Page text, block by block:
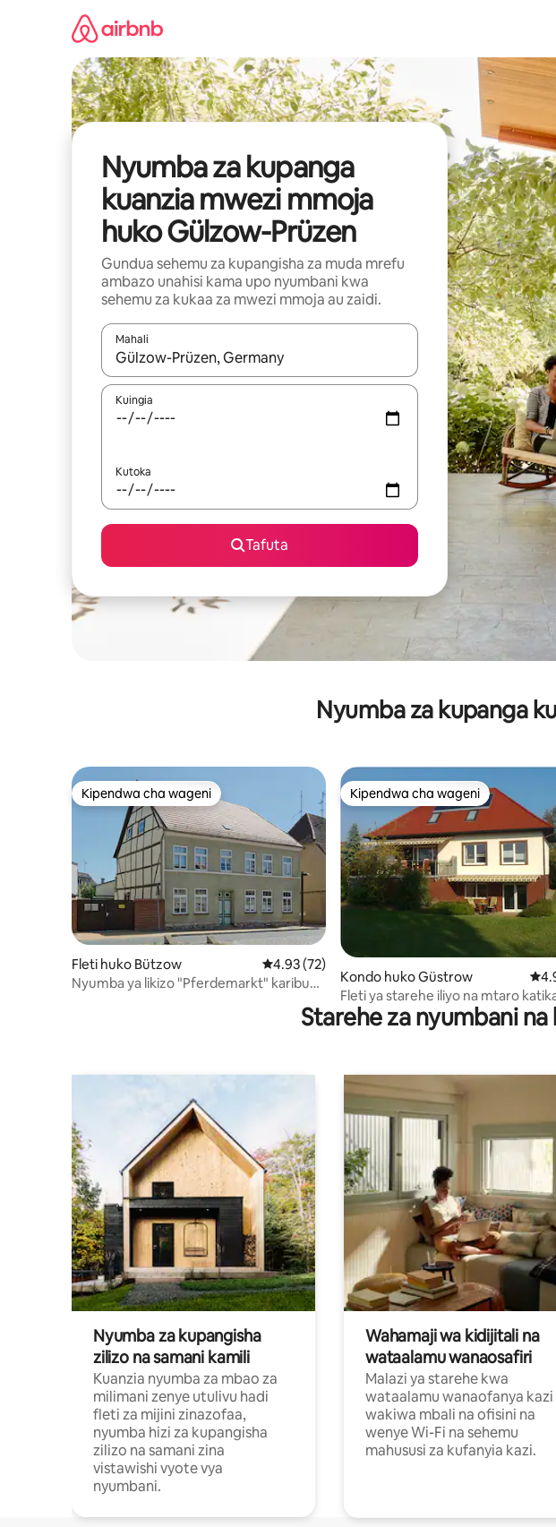
Nyumba za kupanga
kuanzia mwezi mmoja
huko Gülzow-Prüzen
Gundua sehemu za kupangisha za muda mrefu
ambazo unahisi kama upo nyumbani kwa
sehemu za kukaa za mwezi mmoja au zaidi.
Mahali
Wakati matokeo yanapatikana, vinjari kwa kutumia vitufe vya vishale vya
Kuingia
Kutoka
Tafuta
Nyumba za kupanga
Kipendwa cha wageni
Kipendwa cha wageni
Fleti huko Bützow Ukadiriaji wa wastani wa 4.93 kati ya 5, tathmini
4.93 (72)
Nyumba ya likizo "Pferdemarkt" karibu
Kipendwa cha wageni
Kipendwa cha wageni
Kondo huko Güstrow
Fleti ya starehe iliyo na mtaro
tulivu
Starehe za nyumbani
Nyumba za kupangisha
zilizo na samani kamili
Kuanzia nyumba za mbao za
milimani zenye utulivu hadi
fleti za mijini zinazofaa,
nyumba hizi za kupangisha
zilizo na samani zina
vistawishi vyote vya
nyumbani.
Wahamaji wa kidijitali na
wataalamu wanaosafiri
Malazi ya starehe kwa
wataalamu wanaofanya kazi
wakiwa mbali na ofisini na
wenye Wi-Fi na sehemu
mahususi za kufanyia kazi.